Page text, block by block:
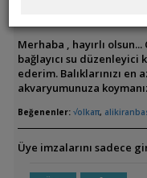
Merhaba , hayırlı
bağlayıcı su düzenleyici
ederim. Balıklarınızı
akvaryumunuza
Beğenenler: √olkaπ,
Üye imzalarını sadece